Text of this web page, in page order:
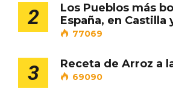
2
Los Pueblos más
España, en Castilla
77069
3 Receta de Arroz a
69090
Cigales inaugura la